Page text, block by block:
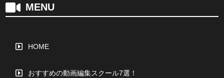
MENU
HOME
おすすめの動画編集スクール7選！